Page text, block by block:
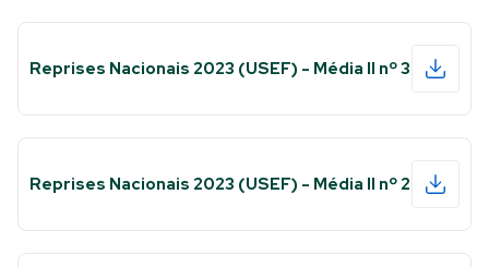
Reprises Nacionais 2023 (USEF) - Média II nº 3
Reprises Nacionais 2023 (USEF) - Média II nº 2